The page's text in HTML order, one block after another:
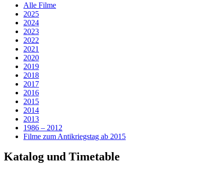
Alle Filme
2025
2024
2023
2022
2021
2020
2019
2018
2017
2016
2015
2014
2013
1986 – 2012
Filme zum Antikriegstag ab 2015
Katalog und Timetable